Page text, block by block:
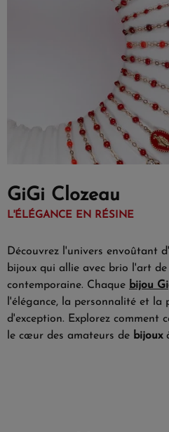
GiGi Clozeau
L'ÉLÉGANCE EN RÉSINE
Découvrez l'univers envoûtant
bijoux qui allie avec brio l'art de
contemporaine. Chaque bijou
l'élégance, la personnalité et la
d'exception. Explorez comment
le cœur des amateurs de bijoux